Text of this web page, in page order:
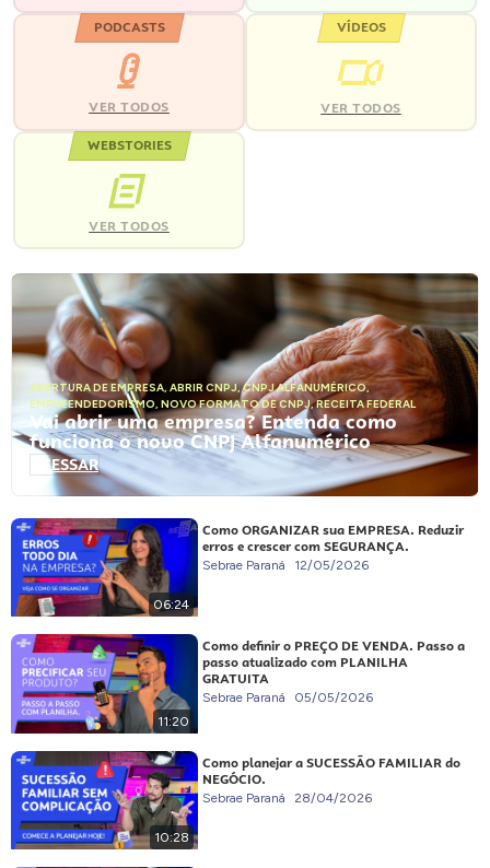
PODCASTS
VER TODOS
VÍDEOS
VER TODOS
WEBSTORIES
VER TODOS
ABERTURA DE EMPRESA, ABRIR CNPJ,CNPJ ALFANUMÉRICO,
EMPREENDEDORISMO, NOVO FORMATO DE CNPJ,RECEITA FEDERAL
Vai abrir uma empresa? Entenda como
funciona o novo CNPJ Alfanumérico
ACESSAR
06:24
Como ORGANIZAR sua EMPRESA. Reduzir
erros e crescer com SEGURANÇA.
Sebrae Paraná 12/05/2026
11:20
Como definir o PREÇO DE VENDA. Passo a
passo atualizado com PLANILHA
GRATUITA
Sebrae Paraná 05/05/2026
10:28
Como planejar a SUCESSÃO FAMILIAR do
NEGÓCIO.
Sebrae Paraná 28/04/2026